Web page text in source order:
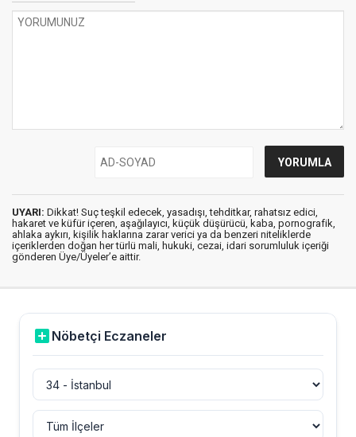
UYARI: Dikkat! Suç teşkil edecek, yasadışı, tehditkar, rahatsız edici,
hakaret ve küfür içeren, aşağılayıcı, küçük düşürücü, kaba, pornografik,
ahlaka aykırı, kişilik haklarına zarar verici ya da benzeri niteliklerde
içeriklerden doğan her türlü mali, hukuki, cezai, idari sorumluluk içeriği
gönderen Üye/Üyeler’e aittir.